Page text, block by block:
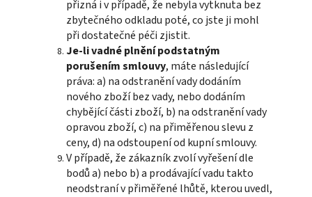
přizná i v případě, že nebyla vytknuta bez
zbytečného odkladu poté, co jste ji mohl
při dostatečné péči zjistit.
Je-li vadné plnění podstatným
porušením smlouvy, máte následující
práva: a) na odstranění vady dodáním
nového zboží bez vady, nebo dodáním
chybějící části zboží, b) na odstranění vady
opravou zboží, c) na přiměřenou slevu z
ceny, d) na odstoupení od kupní smlouvy.
V případě, že zákazník zvolí vyřešení dle
bodů a) nebo b) a prodávající vadu takto
neodstraní v přiměřené lhůtě, kterou uvedl,